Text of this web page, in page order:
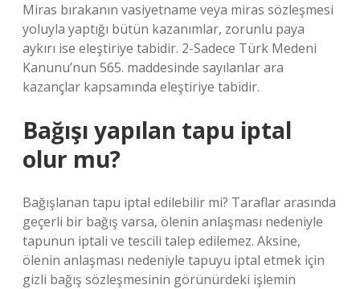
Miras bırakanın vasiyetname veya miras sözleşmesi
yoluyla yaptığı bütün kazanımlar, zorunlu paya
aykırı ise eleştiriye tabidir. 2-Sadece Türk Medeni
Kanunu’nun 565. maddesinde sayılanlar ara
kazançlar kapsamında eleştiriye tabidir.
Bağışı yapılan tapu iptal
olur mu?
Bağışlanan tapu iptal edilebilir mi? Taraflar arasında
geçerli bir bağış varsa, ölenin anlaşması nedeniyle
tapunun iptali ve tescili talep edilemez. Aksine,
ölenin anlaşması nedeniyle tapuyu iptal etmek için
gizli bağış sözleşmesinin görünürdeki işlemin